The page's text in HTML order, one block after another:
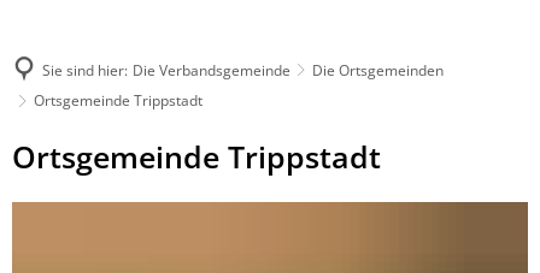
Sie sind hier: Die Verbandsgemeinde
Die Ortsgemeinden
Ortsgemeinde Trippstadt
Ortsgemeinde
Trippstadt
Ortsgemeinde Trippstadt